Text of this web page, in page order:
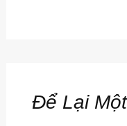
Để Lại